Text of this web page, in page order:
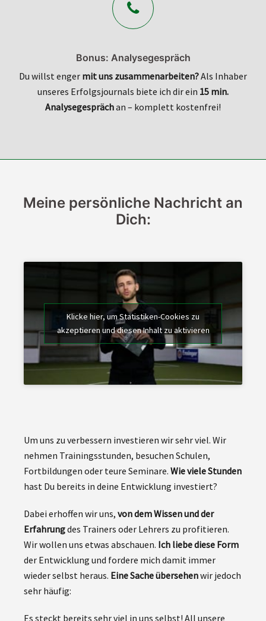
Bonus: Analysegespräch
Du willst enger mit uns zusammenarbeiten?Als Inhaber
unseres Erfolgsjournals biete ich dir ein 15 min.
Analysegesprächan – komplett kostenfrei!
Meine persönliche Nachricht an
Dich:
Klicke hier, um Statistiken-Cookies zu
akzeptieren und diesen Inhalt zu aktivieren
Um uns zu verbessern investieren wir sehr viel. Wir
nehmen Trainingsstunden, besuchen Schulen,
Fortbildungen oder teure Seminare. Wie viele Stunden
hast Du bereits in deine Entwicklung investiert?
Dabei erhoffen wir uns, von dem Wissen und der
Erfahrungdes Trainers oder Lehrers zu profitieren.
Wir wollen uns etwas abschauen. Ich liebe diese Form
der Entwicklung und fordere mich damit immer
wieder selbst heraus. Eine Sache übersehenwir jedoch
sehr häufig:
Es steckt bereits sehr viel in uns selbst! All unsere